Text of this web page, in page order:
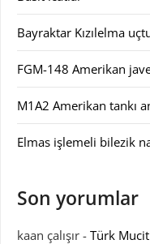
Bayraktar Kızılelma
FGM-148 Amerikan
M1A2 Amerikan tankı
Elmas işlemeli bilezik
Son yorumlar
kaan çalışır - Türk Mucit